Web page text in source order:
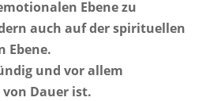
Ebene zu
auch auf der spirituellen
Ebene.
und vor allem
Dauer ist.